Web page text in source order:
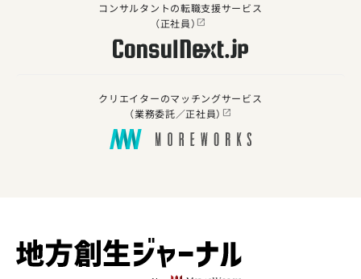
コンサルタントの転職支援サービス
（正社員）
クリエイターのマッチングサービス
（業務委託／正社員）